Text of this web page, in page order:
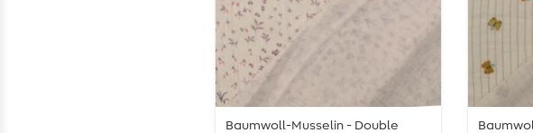
Baumwoll-Musselin - Double